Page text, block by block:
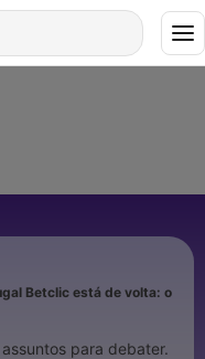
Betclic está de volta: o
para debater.